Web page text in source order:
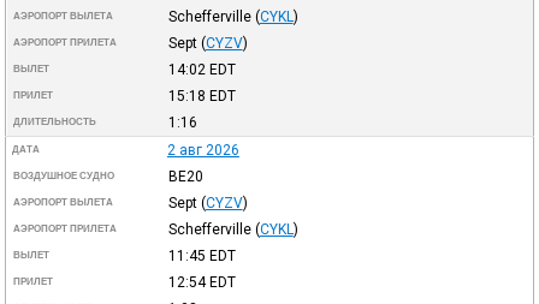
АЭРОПОРТ ВЫЛЕТА Schefferville (CYKL )
АЭРОПОРТ ПРИЛЕТА Sept (CYZV)
ВЫЛЕТ 14:02 EDT
ПРИЛЕТ 15:18 EDT
ДЛИТЕЛЬНОСТЬ 1:16
ДАТА 2 авг 2026
ВОЗДУШНОЕ СУДНО BE20
АЭРОПОРТ ВЫЛЕТА Sept (CYZV)
АЭРОПОРТ ПРИЛЕТА Schefferville (CYKL )
ВЫЛЕТ 11:45 EDT
ПРИЛЕТ 12:54EDT